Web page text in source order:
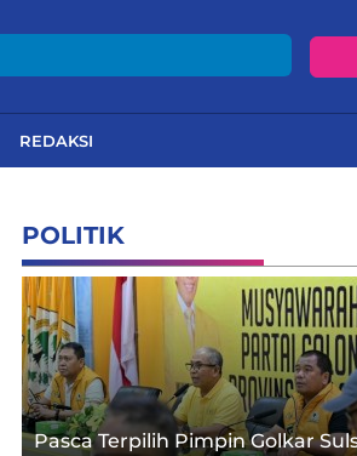
REDAKSI
POLITIK
Pasca Terpilih Pimpin Golkar